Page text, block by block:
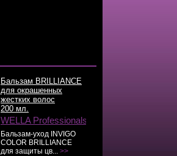
Бальзам BRILLIANCE
для окрашенных
жестких волос
200 мл.
WELLA Professionals
Бальзам-уход INVIGO
COLOR BRILLIANCE
для защиты цв... >>